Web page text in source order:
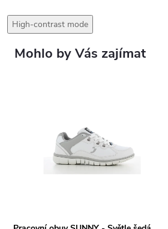
High-contrast mode
Mohlo by Vás zajímat